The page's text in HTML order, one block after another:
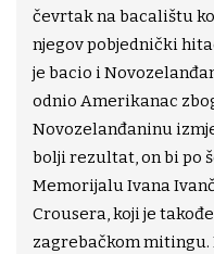
čevrtak na bacalištu
njegov pobjednički
je bacio i
odnio Amerikanac
Novozelanđaninu
bolji rezultat, on bi po
Memorijalu Ivana
Crousera, koji je
zagrebačkom mitingu.